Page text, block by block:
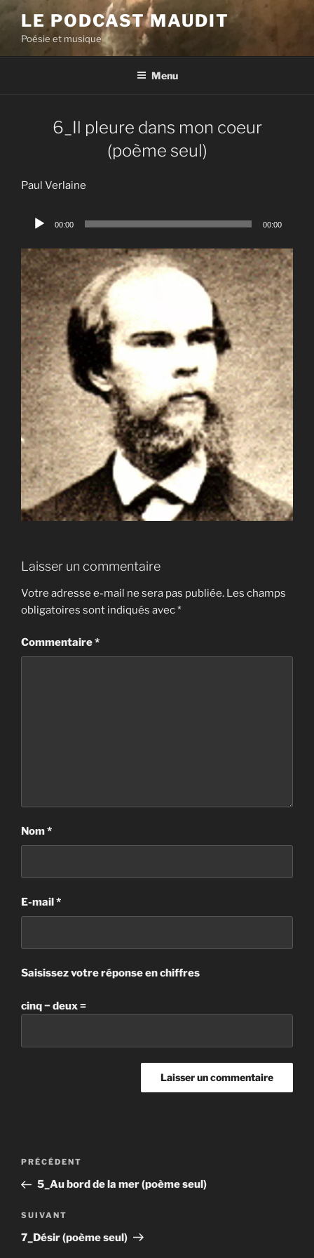
Aller
contenu
principal
LE PODCAST MAUDIT
Poésie et musique
Menu
6_Il pleure dans mon coeur
(poème seul)
Paul Verlaine
Lecteur
00:00 00:00
Laisser un commentaire
Votre adresse e-mail ne sera pas publiée. Les champs
obligatoires sont indiqués avec*
Commentaire*
Nom*
E-mail*
Saisissez votre réponse en chiffres
cinq − deux =
Navigation
l’article
Article
précédent
PRÉCÉDENT
5_Au bord de la mer (poème seul)
Article
suivant
SUIVANT
7_Désir (poème seul)